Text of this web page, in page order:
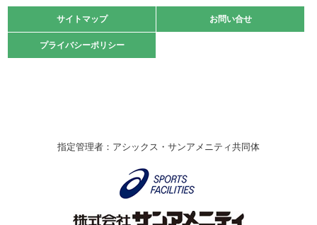
緑ケ丘体育館
2021.10.23
卓球選手権大会ラージボールの部開催☆
伊丹市総合体育大会 バレーボール大会が開催されました
なわとびイベントを開催しました！
サイトマップ お問い合せ
プライバシーポリシー
サイトマップ お問い合せ
プライバシーポリシー
指定管理者：アシックス・サンアメニティ共同体